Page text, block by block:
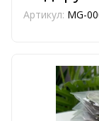
Артикул: MG-